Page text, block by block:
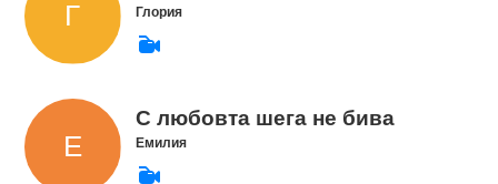
Глория
С любовта шега не бива
Емилия